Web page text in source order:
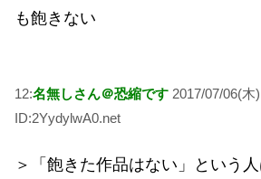
も飽きない
12:名無しさん＠恐縮です 2017/07/06(木
ID:2YydylwA0.net
＞「飽きた作品はない」という